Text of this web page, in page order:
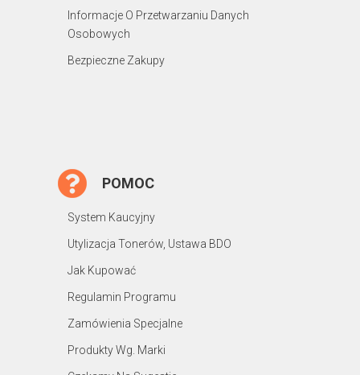
Informacje O Przetwarzaniu Danych
Osobowych
Bezpieczne Zakupy
POMOC
System Kaucyjny
Utylizacja Tonerów, Ustawa BDO
Jak Kupować
Regulamin Programu
Zamówienia Specjalne
Produkty Wg. Marki